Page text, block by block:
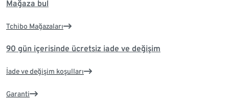
Mağaza bul
Tchibo Mağazaları
90 gün içerisinde ücretsiz iade ve değişim
İade ve değişim koşulları
Garanti